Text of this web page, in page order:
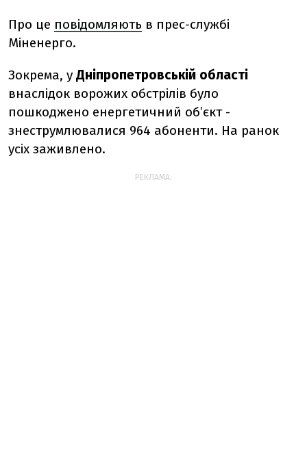
Про це повідомляють в прес-службі
Міненерго.
Зокрема, у Дніпропетровській області
внаслідок ворожих обстрілів було
пошкоджено енергетичний об’єкт -
знеструмлювалися 964 абоненти. На ранок
усіх заживлено.
РЕКЛАМА: